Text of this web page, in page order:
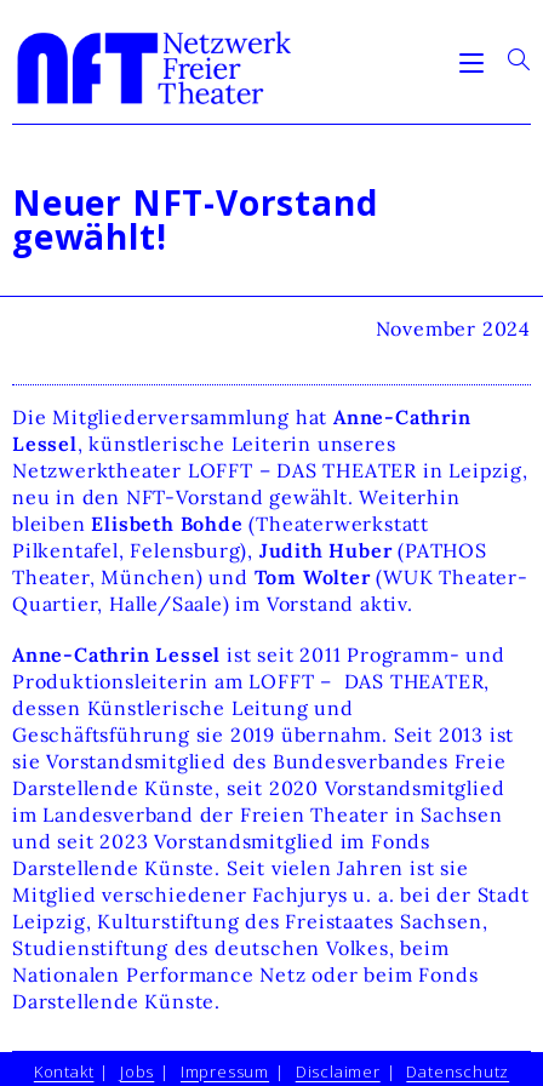
Neuer NFT-Vorstand
gewählt!
November 2024
Die Mitgliederversammlung hat Anne-Cathrin
Lessel, künstlerische Leiterin unseres
Netzwerktheater LOFFT – DAS THEATER in Leipzig,
neu in den NFT-Vorstand gewählt. Weiterhin
bleibenElisbeth Bohde(Theaterwerkstatt
Pilkentafel, Felensburg), Judith Huber(PATHOS
Theater, München) und Tom Wolter(WUK Theater-
Quartier, Halle/Saale) im Vorstand aktiv.
Anne-Cathrin Lessel ist seit 2011 Programm- und
Produktionsleiterin am LOFFT – DAS THEATER,
dessen Künstlerische Leitung und
Geschäftsführung sie 2019 übernahm. Seit 2013 ist
sie Vorstandsmitglied des Bundesverbandes Freie
Darstellende Künste, seit 2020 Vorstandsmitglied
im Landesverband der Freien Theater in Sachsen
und seit 2023 Vorstandsmitglied im Fonds
Darstellende Künste. Seit vielen Jahren ist sie
Mitglied verschiedener Fachjurys u. a. bei der Stadt
Leipzig, Kulturstiftung des Freistaates Sachsen,
Studienstiftung des deutschen Volkes, beim
Nationalen Performance Netz oder beim Fonds
Darstellende Künste.
Kontakt Jobs Impressum Disclaimer Datenschutz